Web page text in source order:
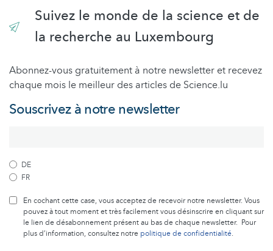
Suivez le monde de la science et de
la recherche au Luxembourg
Abonnez-vous gratuitement à notre newsletter et recevez
chaque mois le meilleur des articles de Science.lu
Souscrivez à notre newsletter
DE
FR
En cochant cette case, vous acceptez de recevoir notre newsletter. Vous
pouvez à tout moment et très facilement vous désinscrire en cliquant sur
le lien de désabonnement présent au bas de chaque newsletter. Pour
plus d’information, consultez notre politique de confidentialité.